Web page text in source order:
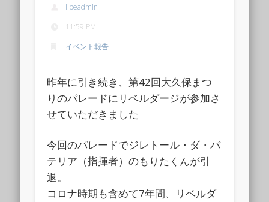
libeadmin
11:59 PM
イベント報告
昨年に引き続き、第42回大久保まつ
りのパレードにリベルダージが参加さ
せていただきました
今回のパレードでジレトール・ダ・バ
テリア（指揮者）のもりたくんが引
退。
コロナ時期も含めて7年間、リベルダ